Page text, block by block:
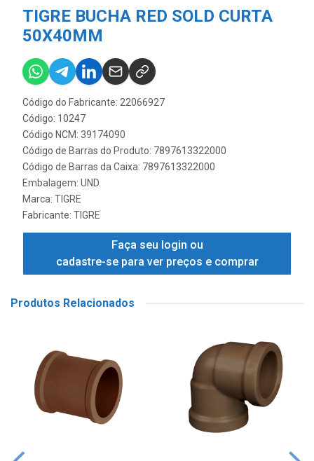
TIGRE BUCHA RED SOLD CURTA
50X40MM
Código do Fabricante: 22066927
Código: 10247
Código NCM: 39174090
Código de Barras do Produto: 7897613322000
Código de Barras da Caixa: 7897613322000
Embalagem: UND.
Marca: TIGRE
Fabricante: TIGRE
Faça seu login ou
cadastre-se para ver preços e comprar
Produtos Relacionados